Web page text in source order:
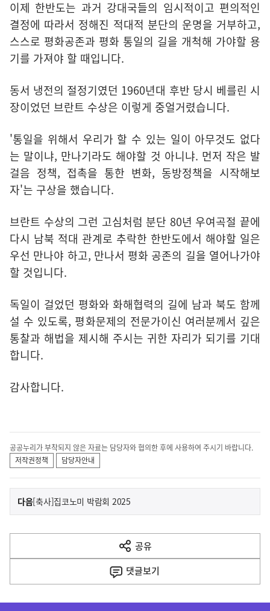
이제 한반도는 과거 강대국들의 임시적이고 편의적인
결정에 따라서 정해진 적대적 분단의 운명을 거부하고,
스스로 평화공존과 평화 통일의 길을 개척해 가야할 용
기를 가져야 할 때입니다.
동서 냉전의 절정기였던 1960년대 후반 당시 베를린 시
장이었던 브란트 수상은 이렇게 중얼거렸습니다.
'통일을 위해서 우리가 할 수 있는 일이 아무것도 없다
는 말이냐, 만나기라도 해야할 것 아니냐. 먼저 작은 발
걸음 정책, 접촉을 통한 변화, 동방정책을 시작해보
자'는 구상을 했습니다.
브란트 수상의 그런 고심처럼 분단 80년 우여곡절 끝에
다시 남북 적대 관계로 추락한 한반도에서 해야할 일은
우선 만나야 하고, 만나서 평화 공존의 길을 열어나가야
할 것입니다.
독일이 걸었던 평화와 화해협력의 길에 남과 북도 함께
설 수 있도록, 평화문제의 전문가이신 여러분께서 깊은
통찰과 해법을 제시해 주시는 귀한 자리가 되기를 기대
합니다.
감사합니다.
공공누리가 부착되지 않은 자료는 담당자와 협의한 후에 사용하여 주시기 바랍니다.
저작권정책
담당자안내
이
전
다
음
다음기
사
[축사]집코노미 박람회 2025
공유
열
기
댓글보기